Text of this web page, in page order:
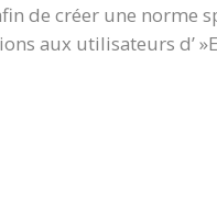
de créer une norme
aux utilisateurs d’